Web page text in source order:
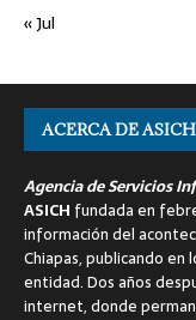
« Jul
ACERCA DE ASICH
Agencia de Servicios
ASICH fundada en
información del
Chiapas, publicando en
entidad. Dos años
internet, donde